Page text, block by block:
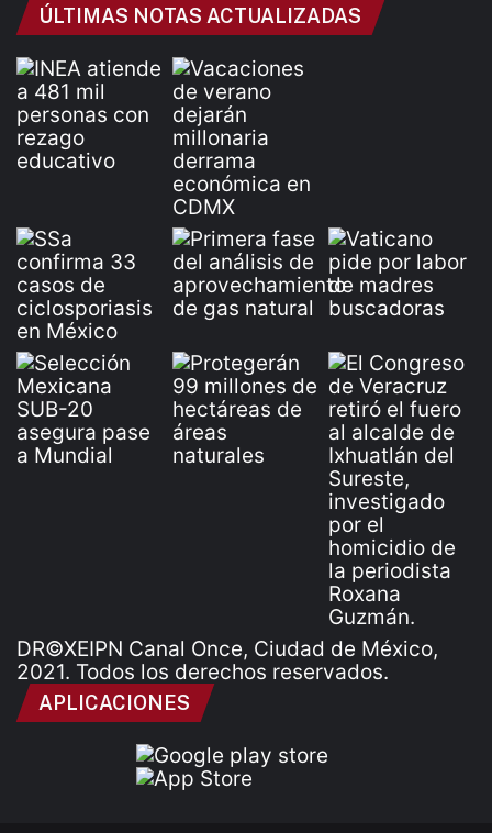
ÚLTIMAS NOTAS ACTUALIZADAS
DR©XEIPN Canal Once, Ciudad de México,
2021. Todos los derechos reservados.
APLICACIONES